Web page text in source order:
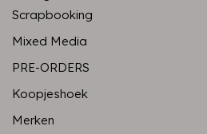
Scrapbooking
Mixed Media
PRE-ORDERS
Koopjeshoek
Merken